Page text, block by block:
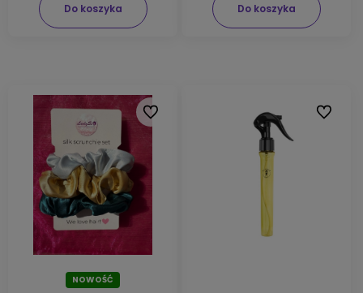
Do koszyka Do koszyka
NOWOŚĆ
Do ulubionych Do